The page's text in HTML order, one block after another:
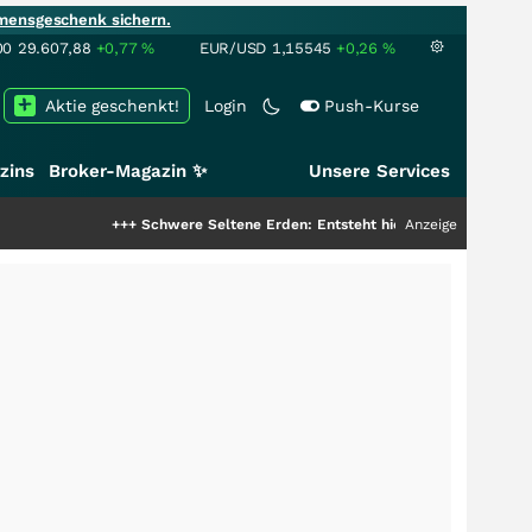
sichern.
29.607,88 +0,77% EUR/USD 1,15545 +0,26 %
Login Push-Kurse
Aktie geschenkt!
Broker-Magazin ✨ Unsere Services
Schwere Seltene Erden: Entsteht hier die nächsteAnzeige